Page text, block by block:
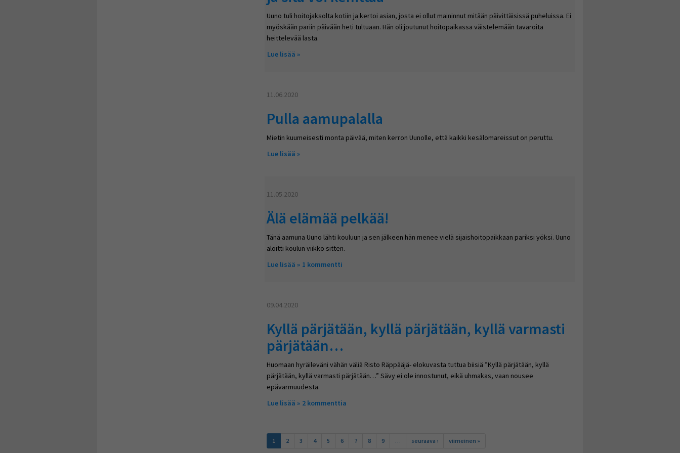
Uuno tuli hoitojaksolta kotiin ja kertoi asian, josta ei ollut maininnut mitään päivittäisissä puheluissa. Ei
myöskään pariin päivään heti tultuaan. Hän oli joutunut hoitopaikassa väistelemään tavaroita
heittelevää lasta.
Lue lisää about Kehitysvammainen nuori tarvitsee resilienssiä ja sitä voi kehittää
11.06.2020
Pulla aamupalalla
Mietin kuumeisesti monta päivää, miten kerron Uunolle, että kaikki kesälomareissut on peruttu.
Lue lisää about Pulla aamupalalla
11.05.2020
Älä elämää pelkää!
Tänä aamuna Uuno lähti kouluun ja sen jälkeen hän menee vielä sijaishoitopaikkaan pariksi yöksi. Uuno
aloitti koulun viikko sitten.
Lue lisää about Älä elämää pelkää!
1 kommentti
09.04.2020
Kyllä pärjätään, kyllä pärjätään, kyllä varmasti
pärjätään…
Huomaan hyräileväni vähän väliä Risto Räppääjä- elokuvasta tuttua biisiä ”Kyllä pärjätään, kyllä
pärjätään, kyllä varmasti pärjätään…” Sävy ei ole innostunut, eikä uhmakas, vaan nousee
epävarmuudesta.
Lue lisää about Kyllä pärjätään, kyllä pärjätään, kyllä varmasti pärjätään…
2 kommenttia
Sivut
1 2 3 4 5 6 7 8 9 … seuraava › viimeinen »